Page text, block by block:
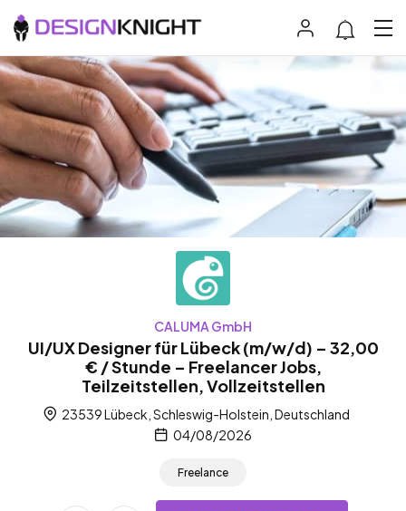
CALUMA GmbH
UI/UX Designer für Lübeck (m/w/d) – 32,00
€ / Stunde – Freelancer Jobs,
Teilzeitstellen, Vollzeitstellen
23539 Lübeck, Schleswig-Holstein, Deutschland
04/08/2026
Freelance